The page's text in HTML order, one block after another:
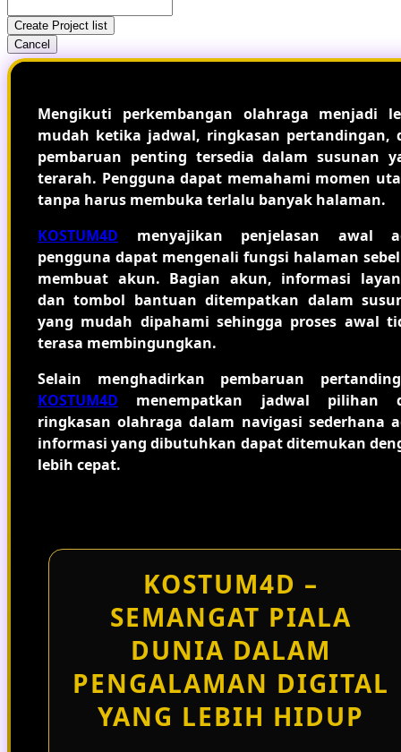
Create Project list
Cancel
Mengikuti perkembangan olahraga menjadi
mudah ketika jadwal, ringkasan pertandingan,
pembaruan penting tersedia dalam susunan
terarah. Pengguna dapat memahami momen
tanpa harus membuka terlalu banyak halaman.
KOSTUM4D menyajikan penjelasan awal
pengguna dapat mengenali fungsi halaman
membuat akun. Bagian akun, informasi
dan tombol bantuan ditempatkan dalam
yang mudah dipahami sehingga proses awal
terasa membingungkan.
Selain menghadirkan pembaruan
KOSTUM4D menempatkan jadwal pilihan
ringkasan olahraga dalam navigasi sederhana
informasi yang dibutuhkan dapat ditemukan
lebih cepat.
KOSTUM4D –
SEMANGAT PIALA
DUNIA DALAM
PENGALAMAN DIGITAL
YANG LEBIH HIDUP